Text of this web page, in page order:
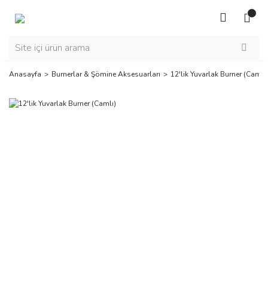
Anasayfa Burnerlar & Şömine Aksesuarları 12'lik Yuvarlak Burner (Camlı)